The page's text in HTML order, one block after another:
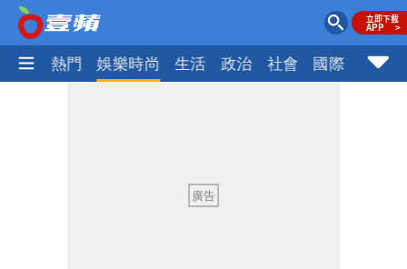
焦點 熱門 娛樂時尚 生活 政治 社會 國際 財經
高希均辭世享耆壽90歲 畢生推動閱讀